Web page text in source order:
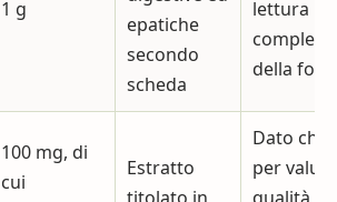
1 g
epatiche
secondo
scheda
lettura
della
100 mg, di
cui
Estratto
Dato
per